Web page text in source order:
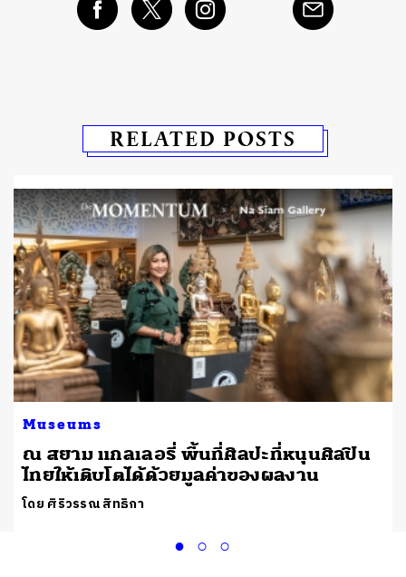
RELATED POSTS
Museums
ณ สยาม แกลเลอรี่ พื้นที่ศิลปะที่หนุนศิลปิน
ไทยให้เติบโตได้ด้วยมูลค่าของผลงาน
โดย ศิริวรรณ สิทธิกา